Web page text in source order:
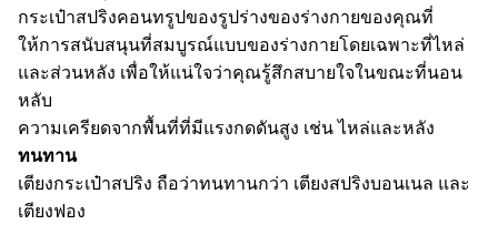
กระเป๋าสปริงคอนทรูปของรูปร่างของร่างกายของคุณที่
ให้การสนับสนุนที่สมบูรณ์แบบของร่างกายโดยเฉพาะที่ไหล่
และส่วนหลัง เพื่อให้แน่ใจว่าคุณรู้สึกสบายใจในขณะที่นอน
หลับ
ความเครียดจากพื้นที่ที่มีแรงกดดันสูง เช่น ไหล่และหลัง
ทนทาน
เตียงกระเป๋าสปริง ถือว่าทนทานกว่า เตียงสปริงบอนเนล และ
เตียงฟอง